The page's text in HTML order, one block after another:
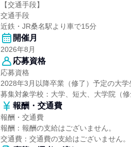
【交通手段】
交通手段
近鉄・JR桑名駅より車で15分
開催月
2026年8月
応募資格
応募資格
2028年3月以降卒業（修了）予定の大
募集対象学校：大学、短大、大学院（
報酬・交通費
報酬・交通費
報酬：報酬の支給はございません。
交通費：交通費の支給はございません。